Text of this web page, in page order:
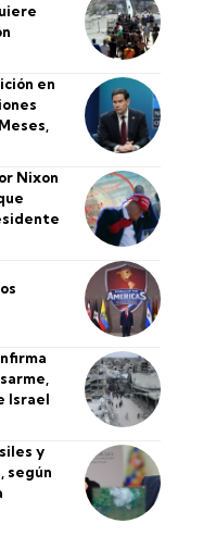
en
Nixon
Israel
y
según